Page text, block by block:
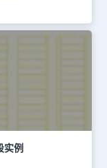
圆弧梯段浩辰CAD
合单独的圆弧楼
大堂的螺旋楼梯与
到并依次点击建筑
后，对话框显
态显示窗口，确定
梯段】类似，可以
圆弧梯段。以上建
软件——浩辰CAD
很简单呢？感兴趣
实例